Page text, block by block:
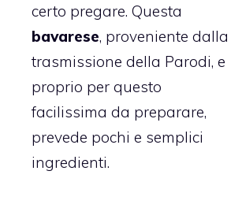
certo pregare. Questa
bavarese, proveniente dalla
trasmissione della Parodi, e
proprio per questo
facilissima da preparare,
prevede pochi e semplici
ingredienti.